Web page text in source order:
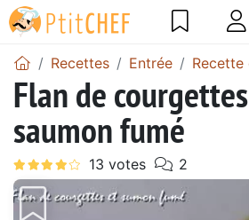
Recettes Entrée
Flan de
saumon fumé